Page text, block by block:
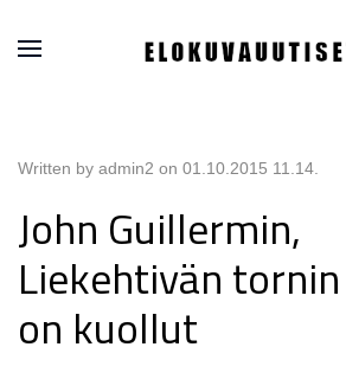
Written by admin2 on 01.10.2015 11.14
John Guillermin,
Liekehtivän
on kuollut